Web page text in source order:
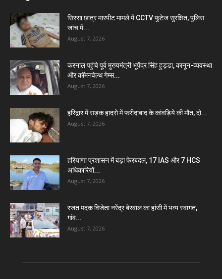
सिरसा छात्र मारपीट मामले में CCTV फुटेज सुरक्षित, पुलिस
जांच में...
August 7, 2026
करनाल पहुंचे पूर्व मुख्यमंत्री भूपेंद्र सिंह हुड्डा, कानून-व्यवस्था
और कॉमनवेल्थ गेम्स...
August 7, 2026
हरिद्वार में सड़क हादसे में फरीदाबाद के कांवड़िये की मौत, दो...
August 7, 2026
हरियाणा प्रशासन में बड़ा फेरबदल, 17 IAS और 7 HCS
अधिकारियों...
August 7, 2026
रजत पदक विजेता नरेंद्र बेरवाल का हांसी में भव्य स्वागत,
गांव...
August 7, 2026